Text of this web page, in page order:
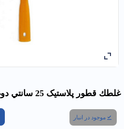
غلطك قطور پلاستیک 25 سانتي دوغوش
موجود در انبار